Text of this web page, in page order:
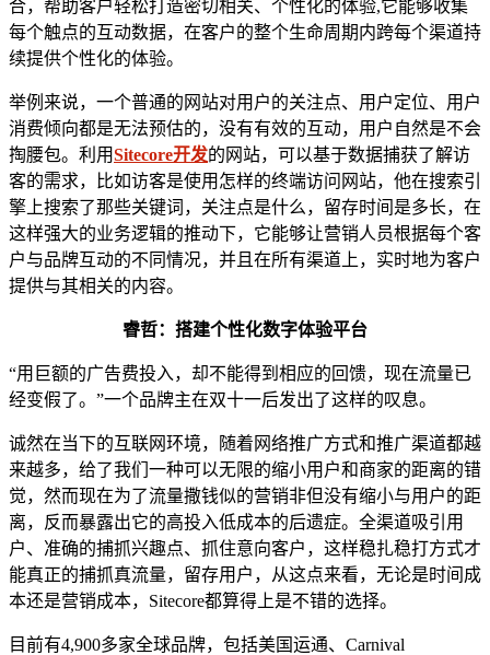
合，帮助客户轻松打造密切相关、个性化的体验,它能够收集
每个触点的互动数据，在客户的整个生命周期内跨每个渠道持
续提供个性化的体验。
举例来说，一个普通的网站对用户的关注点、用户定位、用户
消费倾向都是无法预估的，没有有效的互动，用户自然是不会
掏腰包。利用Sitecore开发的网站，可以基于数据捕获了解访
客的需求，比如访客是使用怎样的终端访问网站，他在搜索引
擎上搜索了那些关键词，关注点是什么，留存时间是多长，在
这样强大的业务逻辑的推动下，它能够让营销人员根据每个客
户与品牌互动的不同情况，并且在所有渠道上，实时地为客户
提供与其相关的内容。
睿哲：搭建个性化数字体验平台
“用巨额的广告费投入，却不能得到相应的回馈，现在流量已
经变假了。”一个品牌主在双十一后发出了这样的叹息。
诚然在当下的互联网环境，随着网络推广方式和推广渠道都越
来越多，给了我们一种可以无限的缩小用户和商家的距离的错
觉，然而现在为了流量撒钱似的营销非但没有缩小与用户的距
离，反而暴露出它的高投入低成本的后遗症。全渠道吸引用
户、准确的捕抓兴趣点、抓住意向客户，这样稳扎稳打方式才
能真正的捕抓真流量，留存用户，从这点来看，无论是时间成
本还是营销成本，Sitecore都算得上是不错的选择。
目前有4,900多家全球品牌，包括美国运通、Carnival